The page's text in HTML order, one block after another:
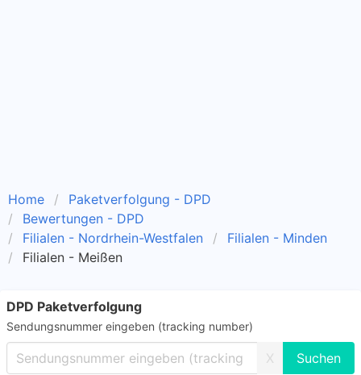
Home
Paketverfolgung - DPD
Bewertungen - DPD
Filialen - Nordrhein-Westfalen
Filialen - Minden
Filialen - Meißen
DPD Paketverfolgung
Sendungsnummer eingeben (tracking number)
X